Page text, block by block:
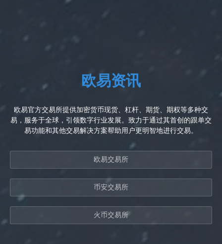
欧易资讯
欧易官方交易所提供加密货币现货、杠杆、期货、期权等多种交
易，服务于全球，引领数字行业发展。致力于通过其首创的跟单交
易功能和其他交易解决方案帮助用户更明智地进行交易。
欧易交易所
币安交易所
火币交易所